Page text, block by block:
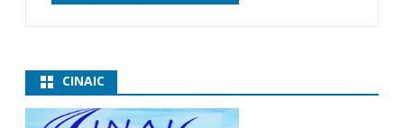
CINAIC